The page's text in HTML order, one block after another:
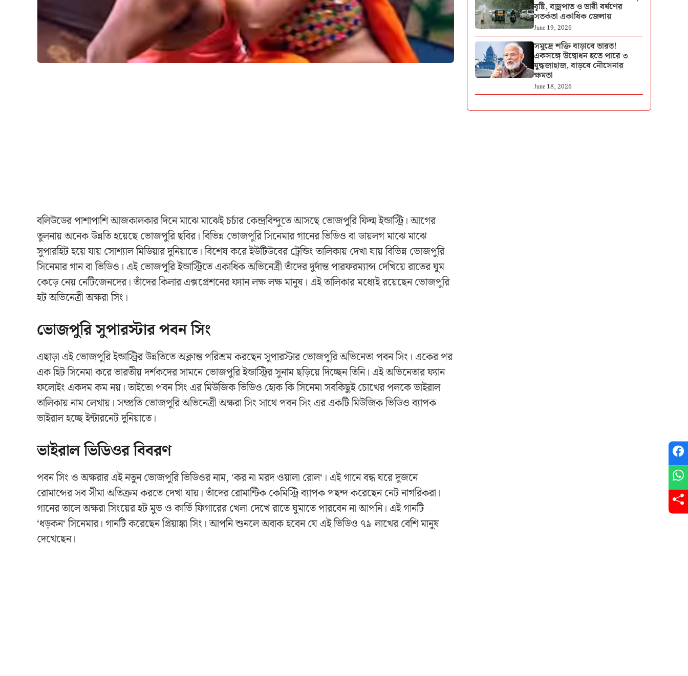
বলিউডের পাশাপাশি আজকালকার দিনে মাঝে মাঝেই চর্চার কেন্দ্রবিন্দুতে আসছে ভোজপুরি ফিল্ম ইন্ডাস্ট্রি। আগের
তুলনায় অনেক উন্নতি হয়েছে ভোজপুরি ছবির। বিভিন্ন ভোজপুরি সিনেমার গানের ভিডিও বা ডায়লগ মাঝে মাঝে
সুপারহিট হয়ে যায় সোশ্যাল মিডিয়ার দুনিয়াতে। বিশেষ করে ইউটিউবের ট্রেন্ডিং তালিকায় দেখা যায় বিভিন্ন ভোজপুরি
সিনেমার গান বা ভিডিও। এই ভোজপুরি ইন্ডাস্ট্রিতে একাধিক অভিনেত্রী তাঁদের দুর্দান্ত পারফরম্যান্স দেখিয়ে রাতের ঘুম
কেড়ে নেয় নেটিজেনদের। তাঁদের কিলার এক্সপ্রেশনের ফ্যান লক্ষ লক্ষ মানুষ। এই তালিকার মধ্যেই রয়েছেন ভোজপুরি
হট অভিনেত্রী অক্ষরা সিং।
ভোজপুরি সুপারস্টার পবন সিং
এছাড়া এই ভোজপুরি ইন্ডাস্ট্রির উন্নতিতে অক্লান্ত পরিশ্রম করছেন সুপারস্টার ভোজপুরি অভিনেতা পবন সিং। একের পর
এক হিট সিনেমা করে ভারতীয় দর্শকদের সামনে ভোজপুরি ইন্ডাস্ট্রির সুনাম ছড়িয়ে দিচ্ছেন তিনি। এই অভিনেতার ফ্যান
ফলোইং একদম কম নয়। তাইতো পবন সিং এর মিউজিক ভিডিও হোক কি সিনেমা সবকিছুই চোখের পলকে ভাইরাল
তালিকায় নাম লেখায়। সম্প্রতি ভোজপুরি অভিনেত্রী অক্ষরা সিং সাথে পবন সিং এর একটি মিউজিক ভিডিও ব্যাপক
ভাইরাল হচ্ছে ইন্টারনেট দুনিয়াতে।
ভাইরাল ভিডিওর বিবরণ
পবন সিং ও অক্ষরার এই নতুন ভোজপুরি ভিডিওর নাম, ‘কর না মরদ ওয়ালা রোল‘। এই গানে বন্ধ ঘরে দুজনে
রোমান্সের সব সীমা অতিক্রম করতে দেখা যায়। তাঁদের রোমান্টিক কেমিস্ট্রি ব্যাপক পছন্দ করেছেন নেট নাগরিকরা।
গানের তালে অক্ষরা সিংয়ের হট মুভ ও কার্ভি ফিগারের খেলা দেখে রাতে ঘুমাতে পারবেন না আপনি। এই গানটি
‘ধড়কন‘ সিনেমার। গানটি করেছেন প্রিয়াঙ্কা সিং। আপনি শুনলে অবাক হবেন যে এই ভিডিও ৭৯ লাখের বেশি মানুষ
দেখেছেন।
বৃষ্টি, বজ্রপাত ও ভারী বর্ষণের
সতর্কতা একাধিক জেলায়
June 19, 2026
সমুদ্রে শক্তি বাড়াবে ভারত!
একসঙ্গে উদ্বোধন হতে পারে ৩
যুদ্ধজাহাজ, বাড়বে নৌসেনার
ক্ষমতা
June 18, 2026